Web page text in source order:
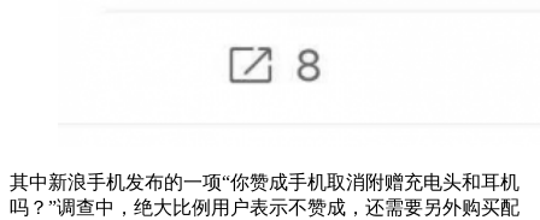
其中新浪手机发布的一项“你赞成手机取消附赠充电头和耳机
吗？”调查中，绝大比例用户表示不赞成，还需要另外购买配